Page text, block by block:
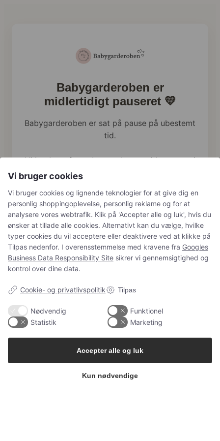
Babygarderoben er
midlertidigt pauseret 💛
Babygarderoben er sat på pause på ubestemt
tid.
Vi har brug for at bruge al vores tid og energi
på familien lige nu, og webshoppen holder
Har du tidligere bestilt hos os, håndterer vi
naturligvis stadig returneringer, reklamationer
og spørgsmål som normalt.
ms@babygarderoben.dk
Kærlige hilsner fra Mette fra Babygarderoben
Vi bruger cookies
Vi bruger cookies og lignende teknologier for at give dig en
personlig shoppingoplevelse, personlig reklame og for at
analysere vores webtrafik. Klik på 'Accepter alle og luk', hvis du
ønsker at tillade alle cookies. Alternativt kan du vælge, hvilke
typer cookies du vil acceptere eller deaktivere ved at klikke på
Tilpas nedenfor. I overensstemmelse med kravene fra Googles
Business Data Responsibility Site sikrer vi gennemsigtighed og
kontrol over dine data.
Cookie- og privatlivspolitik Tilpas
Nødvendig
Funktionel
Statistik
Marketing
Kun nødvendige
Accepter alle og luk